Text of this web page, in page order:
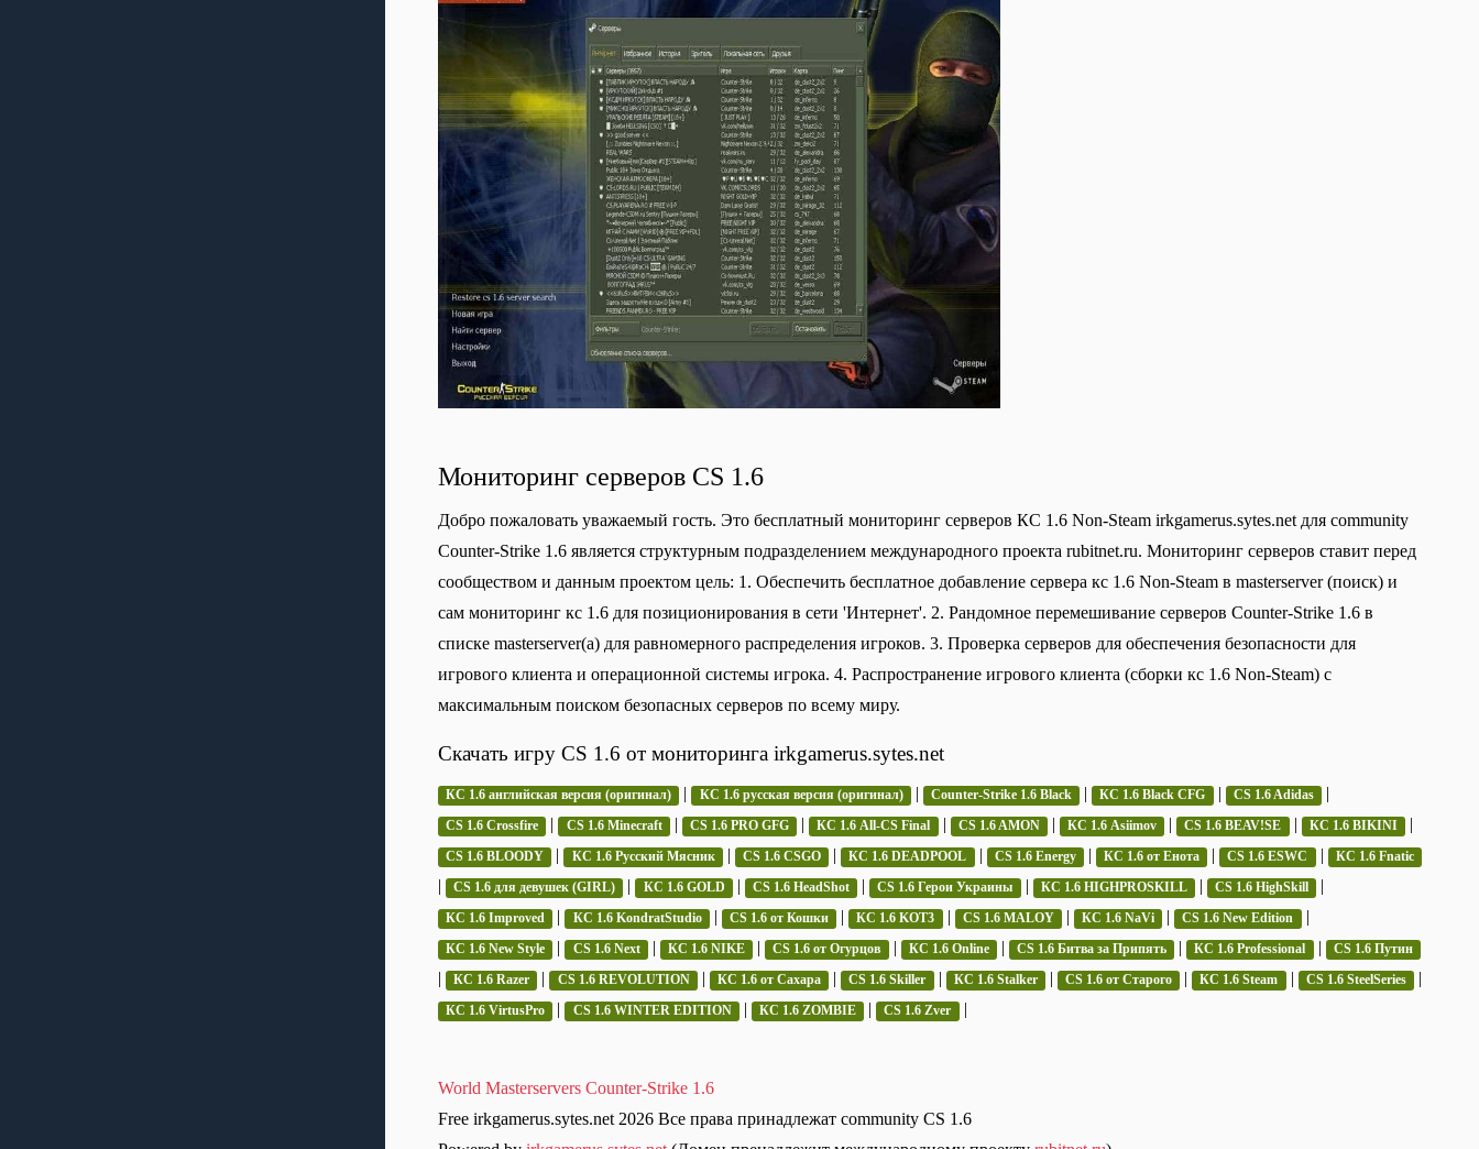
Мониторинг серверов CS 1.6
Добро пожаловать уважаемый гость. Это бесплатный мониторинг серверов КС 1.6 Non-Steam irkgamerus.sytes.net для community
Сounter-Strike 1.6 является структурным подразделением международного проекта rubitnet.ru. Мониторинг серверов ставит перед
сообществом и данным проектом цель: 1. Обеспечить бесплатное добавление сервера кс 1.6 Non-Steam в masterserver (поиск) и
сам мониторинг кс 1.6 для позиционирования в сети 'Интернет'. 2. Рандомное перемешивание серверов Counter-Strike 1.6 в
списке masterserver(а) для равномерного распределения игроков. 3. Проверка серверов для обеспечения безопасности для
игрового клиента и операционной системы игрока. 4. Распространение игрового клиента (сборки кс 1.6 Non-Steam) с
максимальным поиском безопасных серверов по всему миру.
Скачать игру CS 1.6 от мониторинга irkgamerus.sytes.net
КС 1.6 английская версия (оригинал) | КС 1.6 русская версия (оригинал) | Counter-Strike 1.6 Black | КС 1.6 Black CFG | CS 1.6 Adidas |
CS 1.6 Crossfire | CS 1.6 Minecraft | CS 1.6 PRO GFG | КС 1.6 All-CS Final | CS 1.6 AMON | КС 1.6 Asiimov | CS 1.6 BEAV!SE | КС 1.6 BIKINI |
CS 1.6 BLOODY | КС 1.6 Русский Мясник | CS 1.6 CSGO | КС 1.6 DEADPOOL | CS 1.6 Energy | КС 1.6 от Енота | CS 1.6 ESWC | КС 1.6 Fnatic
| CS 1.6 для девушек (GIRL) | КС 1.6 GOLD | CS 1.6 HeadShot | CS 1.6 Герои Украины | КС 1.6 HIGHPROSKILL | CS 1.6 HighSkill |
КС 1.6 Improved | КС 1.6 KondratStudio | CS 1.6 от Кошки | КС 1.6 KOT3 | CS 1.6 MALOY | КС 1.6 NaVi | CS 1.6 New Edition |
КС 1.6 New Style | CS 1.6 Next | КС 1.6 NIKE | CS 1.6 от Огурцов | КС 1.6 Online | CS 1.6 Битва за Припять | КС 1.6 Professional | CS 1.6 Путин
| КС 1.6 Razer | CS 1.6 REVOLUTION | КС 1.6 от Сахара | CS 1.6 Skiller | КС 1.6 Stalker | CS 1.6 от Старого | КС 1.6 Steam | CS 1.6 SteelSeries |
КС 1.6 VirtusPro | CS 1.6 WINTER EDITION | КС 1.6 ZOMBIE | CS 1.6 Zver |
World Masterservers Counter-Strike 1.6
Free irkgamerus.sytes.net 2026 Все права принадлежат community CS 1.6